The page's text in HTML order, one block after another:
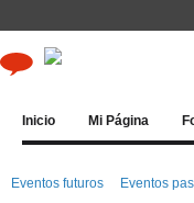
Inicio Mi Página
Eventos futuros Eventos